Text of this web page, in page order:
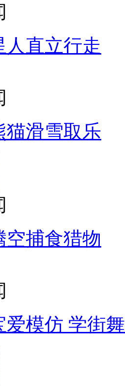
人直立行走
猫滑雪取乐
空捕食猎物
爱模仿 学街